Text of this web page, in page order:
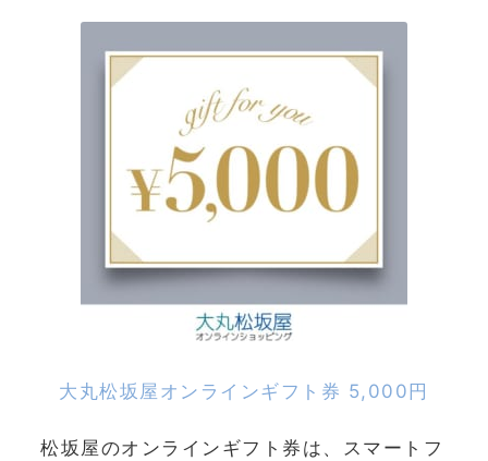
大丸松坂屋オンラインギフト券 5,000円
松坂屋のオンラインギフト券は、スマートフ